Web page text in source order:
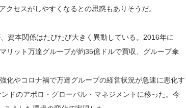
セスがしやすくなるとの思惑もありそうだ。
資本関係はたびたび大きく異動している。2016年に
リット万達グループが約35億ドルで買収、グループ傘
化やコロナ禍で万達グループの経営状況が急速に悪化す
ドのアポロ・グローバル・マネジメントに移った。今